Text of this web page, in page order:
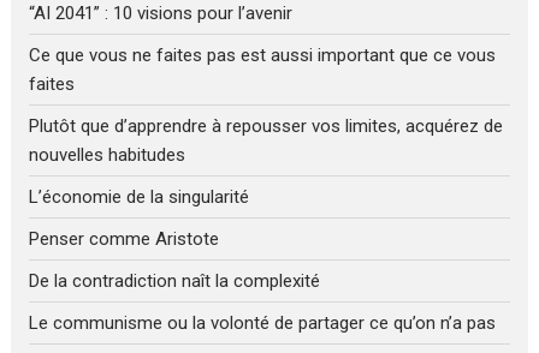
“AI 2041” : 10 visions pour l’avenir
Ce que vous ne faites pas est aussi important que ce vous
faites
Plutôt que d’apprendre à repousser vos limites, acquérez de
nouvelles habitudes
L’économie de la singularité
Penser comme Aristote
De la contradiction naît la complexité
Le communisme ou la volonté de partager ce qu’on n’a pas